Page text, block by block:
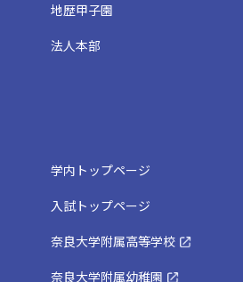
地歴甲子園
法人本部
学内トップページ
入試トップページ
奈良大学附属高等学校
奈良大学附属幼稚園